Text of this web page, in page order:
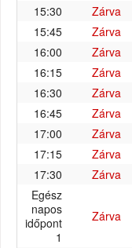
15:30
Zárva
15:45
Zárva
16:00
Zárva
16:15
Zárva
16:30
Zárva
16:45
Zárva
17:00
Zárva
17:15
Zárva
17:30
Zárva
Egész
napos
időpont
1
Zárva